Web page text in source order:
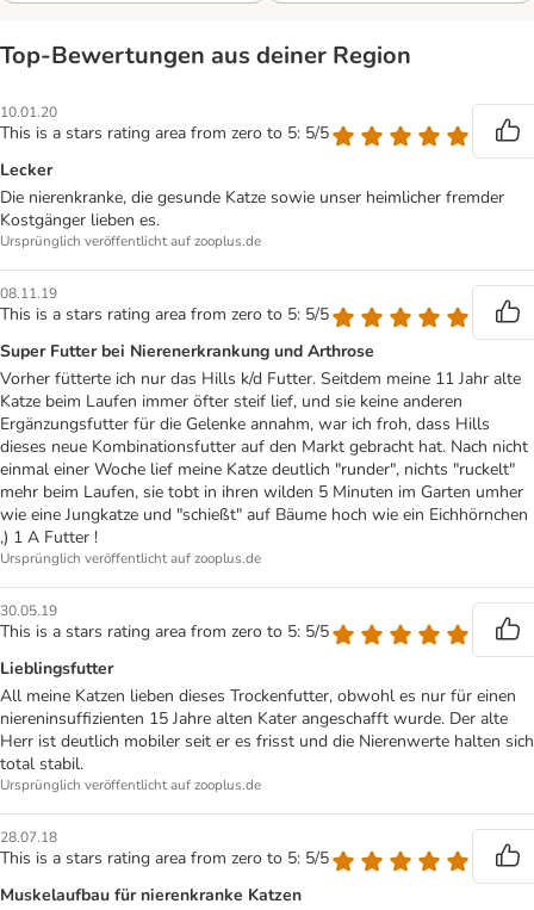
Top‑Bewertungen aus deiner Region
10.01.20
This is a stars rating area from zero to 5: 5/5
Lecker
Die nierenkranke, die gesunde Katze sowie unser heimlicher fremder
Kostgänger lieben es.
Ursprünglich veröffentlicht auf zooplus.de
08.11.19
This is a stars rating area from zero to 5: 5/5
Super Futter bei Nierenerkrankung und Arthrose
Vorher fütterte ich nur das Hills k/d Futter. Seitdem meine 11 Jahr alte
Katze beim Laufen immer öfter steif lief, und sie keine anderen
Ergänzungsfutter für die Gelenke annahm, war ich froh, dass Hills
dieses neue Kombinationsfutter auf den Markt gebracht hat. Nach nicht
einmal einer Woche lief meine Katze deutlich "runder", nichts "ruckelt"
mehr beim Laufen, sie tobt in ihren wilden 5 Minuten im Garten umher
wie eine Jungkatze und "schießt" auf Bäume hoch wie ein Eichhörnchen
,) 1 A Futter !
Ursprünglich veröffentlicht auf zooplus.de
30.05.19
This is a stars rating area from zero to 5: 5/5
Lieblingsfutter
All meine Katzen lieben dieses Trockenfutter, obwohl es nur für einen
niereninsuffizienten 15 Jahre alten Kater angeschafft wurde. Der alte
Herr ist deutlich mobiler seit er es frisst und die Nierenwerte halten sich
total stabil.
Ursprünglich veröffentlicht auf zooplus.de
28.07.18
This is a stars rating area from zero to 5: 5/5
Muskelaufbau für nierenkranke Katzen